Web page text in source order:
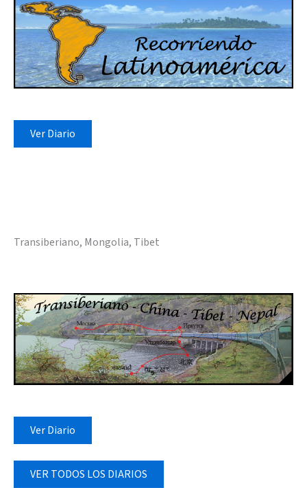
Ver Diario
Transiberiano, Mongolia, Tibet
Ver Diario
VER TODOS LOS DIARIOS